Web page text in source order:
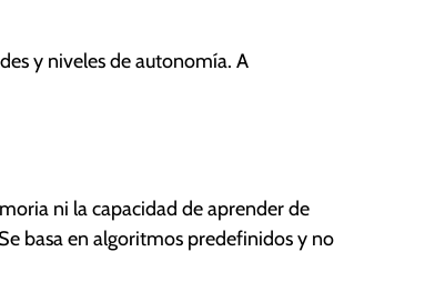
y niveles de autonomía. A
ni la capacidad de aprender de
basa en algoritmos predefinidos y no